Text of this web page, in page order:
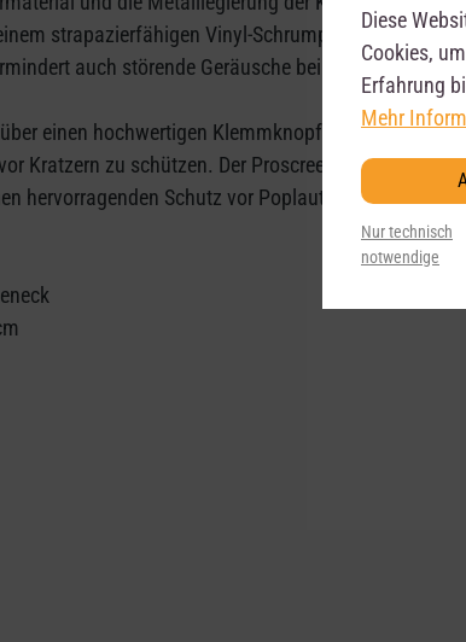
strapazierfähigen Vinyl-Schrumpfmaterial
auch störende Geräusche beim Einstellen.
einen hochwertigen Klemmknopf mit einer
Kratzern zu schützen. Der Proscreen XL ist ein
hervorragenden Schutz vor Poplauten bei Musik-
Diese
Cookies,
Erfahrung
Mehr
Nur technisch
notwendige